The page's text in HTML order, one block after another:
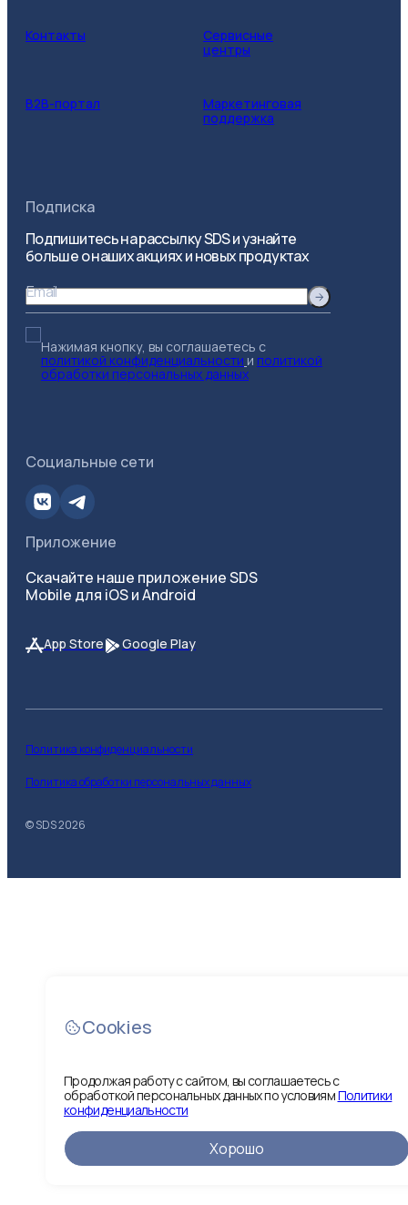
Контакты
Сервисные
центры
B2B-портал
Маркетинговая
поддержка
Подписка
Подпишитесь на рассылку SDS и узнайте
больше о наших акциях и новых продуктах
Email
Нажимая кнопку, вы соглашаетесь с
политикой конфиденциальности и политикой
обработки персональных данных
Социальные сети
Приложение
Скачайте наше приложение SDS
Mobile для iOS и Android
App Store Google Play
© SDS2026
Политика конфиденциальности
Политика обработки персональных данных
Cookies
Продолжая работу с сайтом, вы соглашаетесь с
обработкой персональных данных по условиямПолитики
конфиденциальности
Хорошо